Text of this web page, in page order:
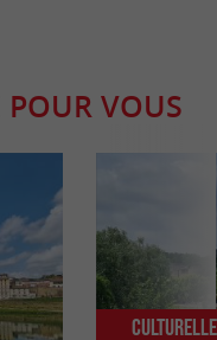
POUR VOUS
Culturelle